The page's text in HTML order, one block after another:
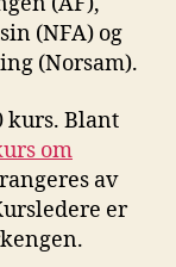
(NFA) og
(Norsam).
kurs. Blant
om
av
er